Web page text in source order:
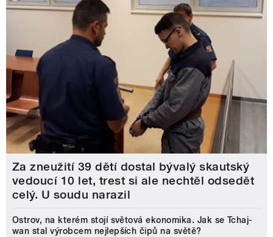
Za zneužití 39 dětí dostal bývalý skautský
vedoucí 10 let, trest si ale nechtěl odsedět
celý. U soudu narazil
Ostrov, na kterém stojí světová ekonomika. Jak se Tchaj-
wan stal výrobcem nejlepších čipů na světě?